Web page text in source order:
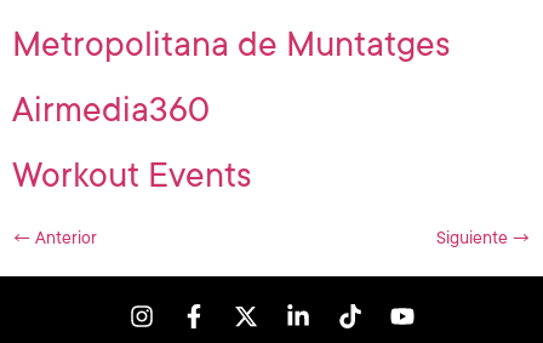
Metropolitana de Muntatges
Airmedia360
Workout Events
← Anterior Siguiente →